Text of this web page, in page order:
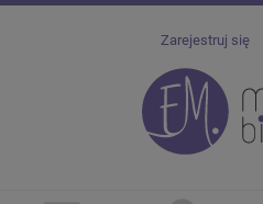
Zarejestruj się